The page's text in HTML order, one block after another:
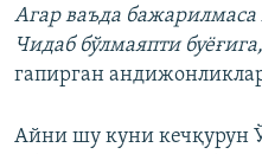
Агар ваъда
Чидаб бўлмаяпти буёғига,
гапирган
Айни шу куни кечқурун